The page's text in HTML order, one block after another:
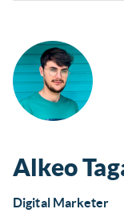
Alkeo
Digital Marketer